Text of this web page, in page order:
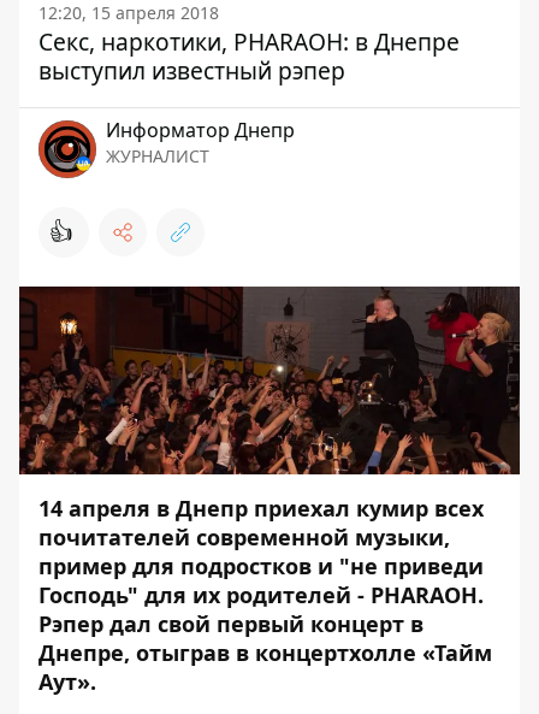
12:20, 15 апреля 2018
Секс, наркотики, PHARAOH: в Днепре
выступил известный рэпер
Информатор Днепр
ЖУРНАЛИСТ
👍
14 апреля в Днепр приехал кумир всех
почитателей современной музыки,
пример для подростков и "не приведи
Господь" для их родителей - PHARAOH.
Рэпер дал свой первый концерт в
Днепре, отыграв в концертхолле «Тайм
Аут».